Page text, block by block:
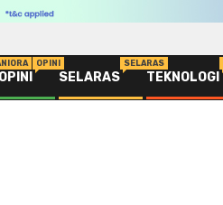
OPINI
OPINI
SELARAS
SELARAS
TEKNOLOGI